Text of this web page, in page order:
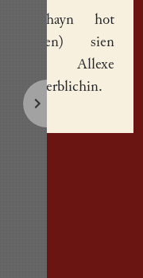
Otthe(n)haynhot
ufg(egeben) sien
Allexe
Berwige
erblichin.